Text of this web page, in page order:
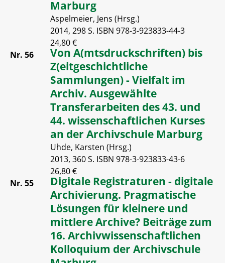
Marburg
Aspelmeier, Jens (Hrsg.)
2014, 298 S. ISBN 978-3-923833-44-3
24,80 €
Nr. 56
Von A(mtsdruckschriften) bis
Z(eitgeschichtliche
Sammlungen) - Vielfalt im
Archiv. Ausgewählte
Transferarbeiten des 43. und
44. wissenschaftlichen Kurses
an der Archivschule Marburg
Uhde, Karsten (Hrsg.)
2013, 360 S. ISBN 978-3-923833-43-6
26,80 €
Nr. 55
Digitale Registraturen - digitale
Archivierung. Pragmatische
Lösungen für kleinere und
mittlere Archive? Beiträge zum
16. Archivwissenschaftlichen
Kolloquium der Archivschule